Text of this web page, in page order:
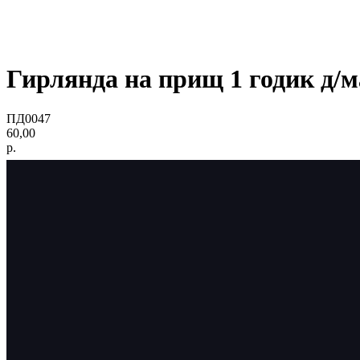
Гирлянда на прищ 1 годик д/
ПД0047
60,00
р.